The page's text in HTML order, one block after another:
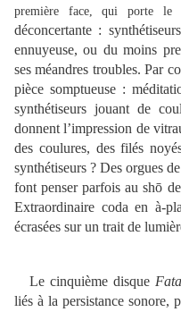
première face, qui porte
déconcertante :
ennuyeuse, ou du moins
ses méandres troubles. Par
pièce somptueuse :
synthétiseurs jouant de
donnent l’impression de
des coulures, des filés
synthétiseurs ? Des orgues
font penser parfois au shō
Extraordinaire coda en à-
écrasées sur un trait de
Le cinquième disque
liés à la persistance sonore,